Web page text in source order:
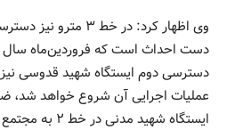
وی اظهار کرد: در خط
دست احداث است که فروردین‌ماه سال
دسترسی دوم ایستگاه شهید قدوسی
عملیات اجرایی آن شروع خواهد شد،
ایستگاه شهید